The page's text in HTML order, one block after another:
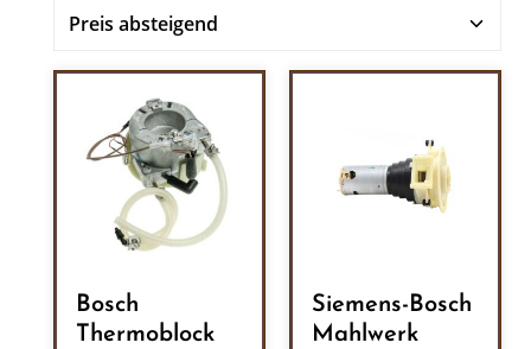
Bosch
Thermoblock
Siemens-Bosch
Mahlwerk